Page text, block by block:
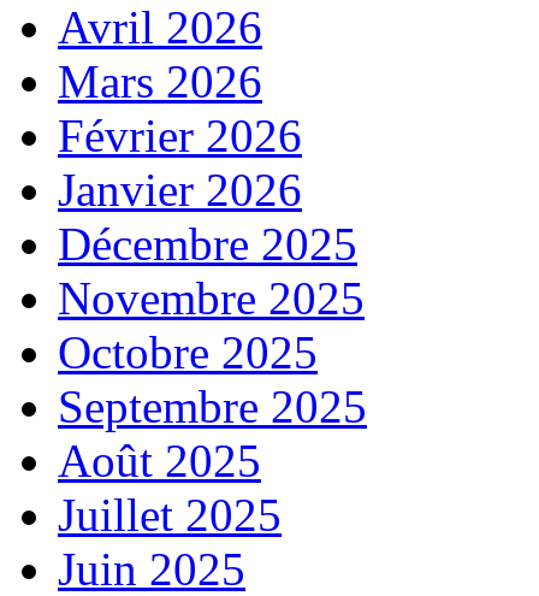
Avril 2026
Mars 2026
Février 2026
Janvier 2026
Décembre 2025
Novembre 2025
Octobre 2025
Septembre 2025
Août 2025
Juillet 2025
Juin 2025